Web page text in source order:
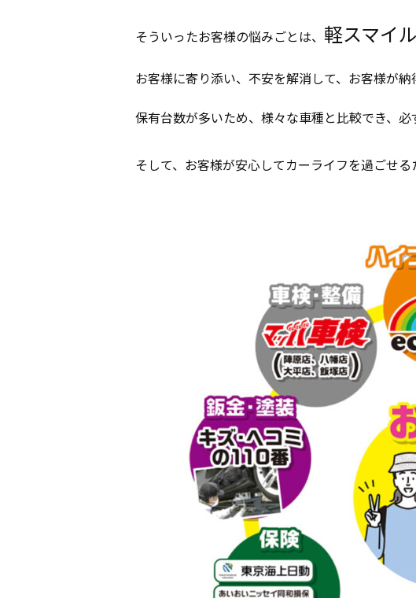
そういったお客様の悩みごとは、 軽スマイ
お客様に寄り添い、不安を解消して、お客様が
保有台数が多いため、様々な車種と比較でき、必
そして、お客様が安心してカーライフを過ごせる